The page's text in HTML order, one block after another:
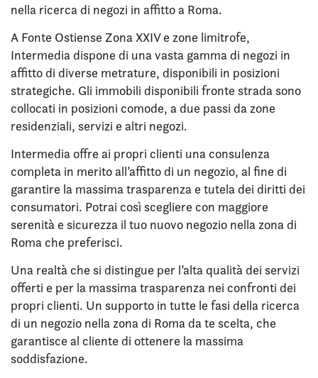
nella ricerca di negozi in affitto a Roma.
A Fonte Ostiense Zona XXIV e zone limitrofe,
Intermedia dispone di una vasta gamma di negozi in
affitto di diverse metrature, disponibili in posizioni
strategiche. Gli immobili disponibili fronte strada sono
collocati in posizioni comode, a due passi da zone
residenziali, servizi e altri negozi.
Intermedia offre ai propri clienti una consulenza
completa in merito all’affitto di un negozio, al fine di
garantire la massima trasparenza e tutela dei diritti dei
consumatori. Potrai così scegliere con maggiore
serenità e sicurezza il tuo nuovo negozio nella zona di
Roma che preferisci.
Una realtà che si distingue per l’alta qualità dei servizi
offerti e per la massima trasparenza nei confronti dei
propri clienti. Un supporto in tutte le fasi della ricerca
di un negozio nella zona di Roma da te scelta, che
garantisce al cliente di ottenere la massima
soddisfazione.